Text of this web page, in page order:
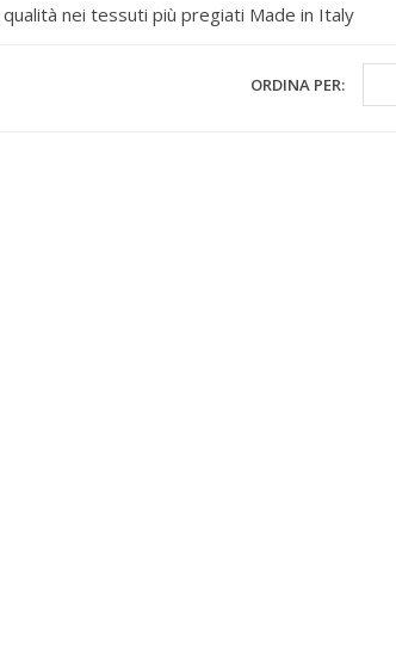
nei tessuti più pregiati Made in Italy
ORDINA PER: